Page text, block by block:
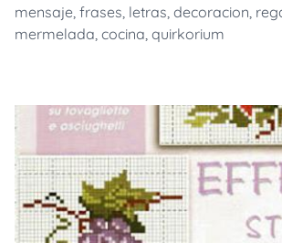
mensaje, frases, letras, decoracion,
mermelada, cocina, quirkorium